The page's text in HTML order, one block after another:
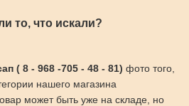
то, что искали?
( 8 - 968 -705 - 48 - 81) фото того,
нашего магазина
может быть уже на складе, но